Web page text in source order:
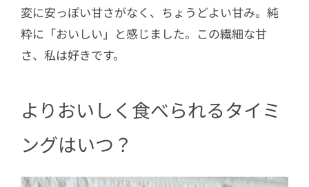
変に安っぽい甘さがなく、ちょうどよい甘み。純
粋に「おいしい」と感じました。この繊細な甘
さ、私は好きです。
よりおいしく食べられるタイミ
ングはいつ？